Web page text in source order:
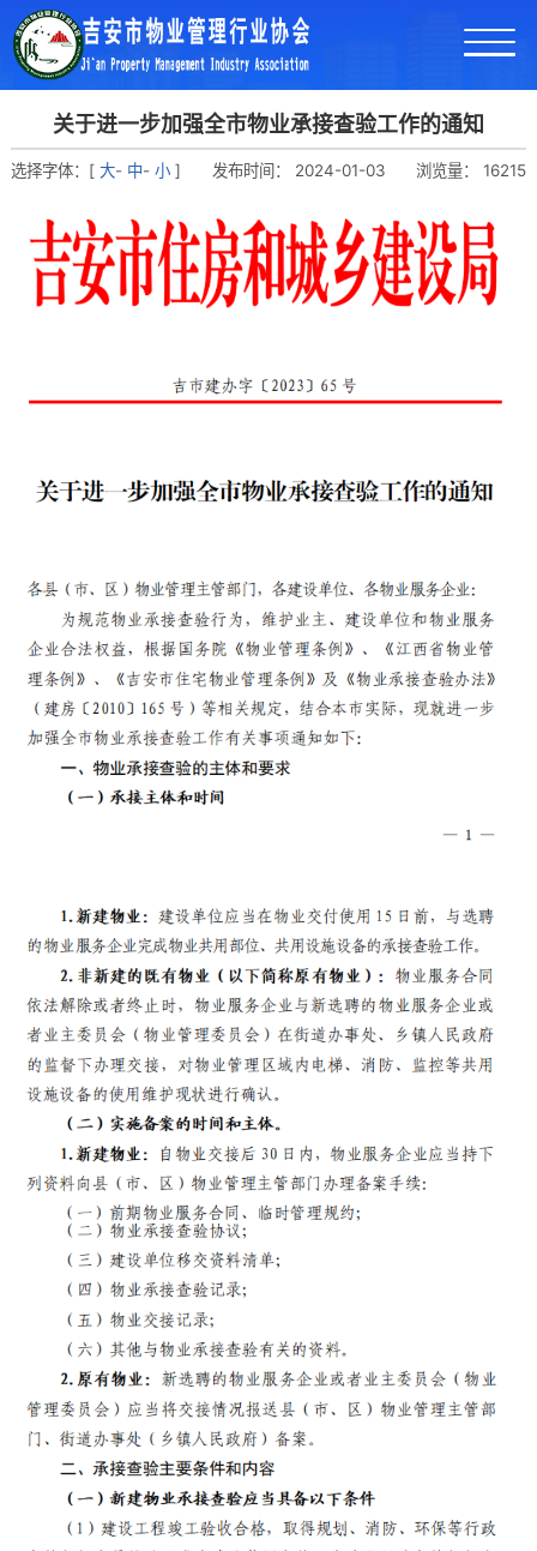
关于进一步加强全市物业承接查验工作的通知
选择字体：[ 大- 中- 小] 发布时间： 2024-01-03 浏览量： 16215